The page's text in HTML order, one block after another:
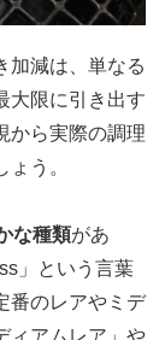
加減は、単なる
大限に引き出す
から実際の調理
う。
な種類があ
」という言葉
番のレアやミデ